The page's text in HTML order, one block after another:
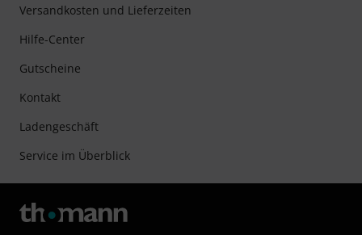
Versandkosten und Lieferzeiten
Hilfe-Center
Gutscheine
Kontakt
Ladengeschäft
Service im Überblick